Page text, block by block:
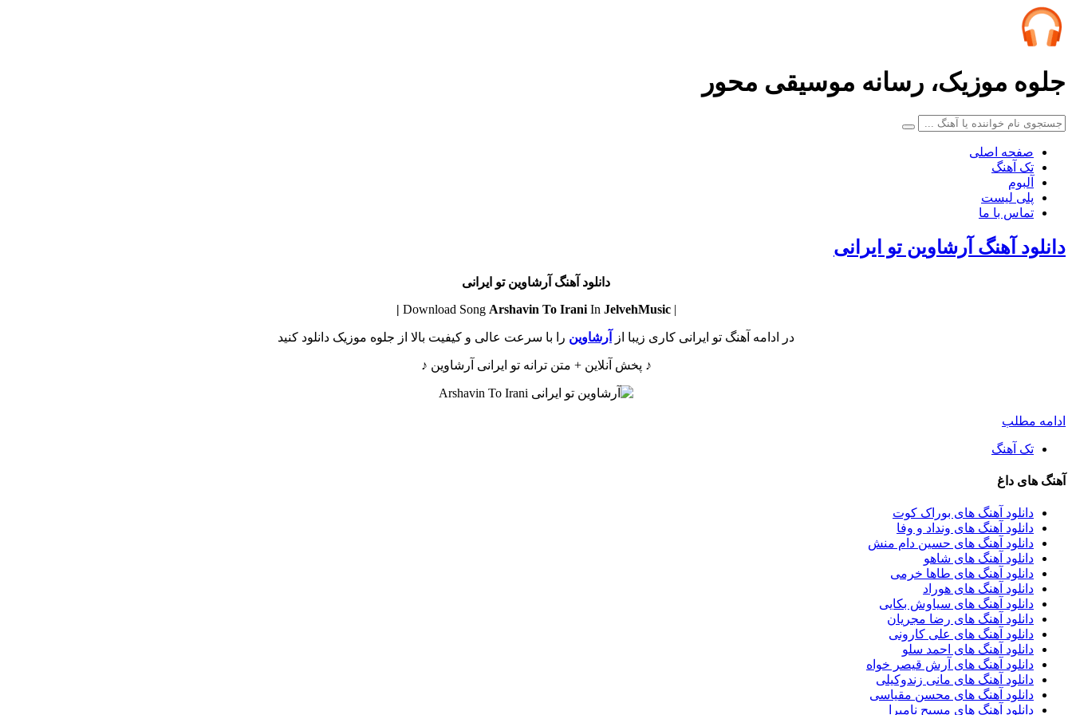
جلوه موزیک، رسانه موسیقی محور
صفحه اصلی
تک آهنگ
آلبوم
پلی لیست
تماس با ما
دانلود آهنگ آرشاوین تو ایرانی
دانلود آهنگ آرشاوین تو ایرانی
| Download Song
Arshavin To IraniIn JelvehMusic |
در ادامه آهنگ تو ایرانی کاری زیبا از آرشاوین را با سرعت عالی و کیفیت بالا از جلوه موزیک دانلود کنید
♪ پخش آنلاین + متن ترانه تو ایرانی آرشاوین ♪
ادامه مطلب
تک آهنگ
آهنگ های داغ
دانلود آهنگ های بوراک کوت
دانلود آهنگ های ونداد و وفا
دانلود آهنگ های حسین دام منش
دانلود آهنگ های شاهو
دانلود آهنگ های طاها خرمی
دانلود آهنگ های هوراد
دانلود آهنگ های سیاوش بکایی
دانلود آهنگ های رضا مجریان
دانلود آهنگ های علی کارونی
دانلود آهنگ های احمد سلو
دانلود آهنگ های آرش قیصر خواه
دانلود آهنگ های مانی زندوکیلی
دانلود آهنگ های محسن مقیاسی
دانلود آهنگ های مسیح نامیرا